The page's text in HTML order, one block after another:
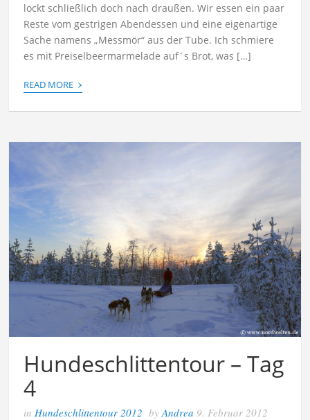
lockt schließlich doch nach draußen. Wir essen ein paar
Reste vom gestrigen Abendessen und eine eigenartige
Sache namens „Messmör“ aus der Tube. Ich schmiere
es mit Preiselbeermarmelade auf´s Brot, was […]
READ MORE ›
Hundeschlittentour – Tag
4
in Hundeschlittentour 2012 byAndrea 9. Februar 2012